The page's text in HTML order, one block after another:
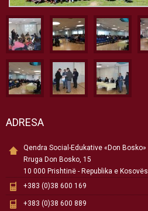
ADRESA
Qendra Social-Edukative «Don Bosko»
Rruga Don Bosko, 15
10 000 Prishtinë - Republika e Kosovës
+383 (0)38 600 169
+383 (0)38 600 889